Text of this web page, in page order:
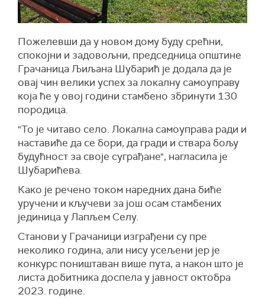
Пожелевши да у новом дому буду срећни,
спокојни и задовољни, председница општине
Грачаница Љиљана Шубарић је додала да је
овај чин велики успех за локалну самоуправу
која ће у овој години стамбено збринути 130
породица.
"То је читаво село. Локална самоуправа ради и
наставиће да се бори, да гради и ствара бољу
будућност за своје суграђане", нагласила је
Шубарићева.
Како је речено током наредних дана биће
уручени и кључеви за још осам стамбених
јединица у Лапљем Селу.
Станови у Грачаници изграђени су пре
неколико година, али нису усељени јер је
конкурс поништаван више пута, а након што је
листа добитника доспела у јавност октобра
2023. године.